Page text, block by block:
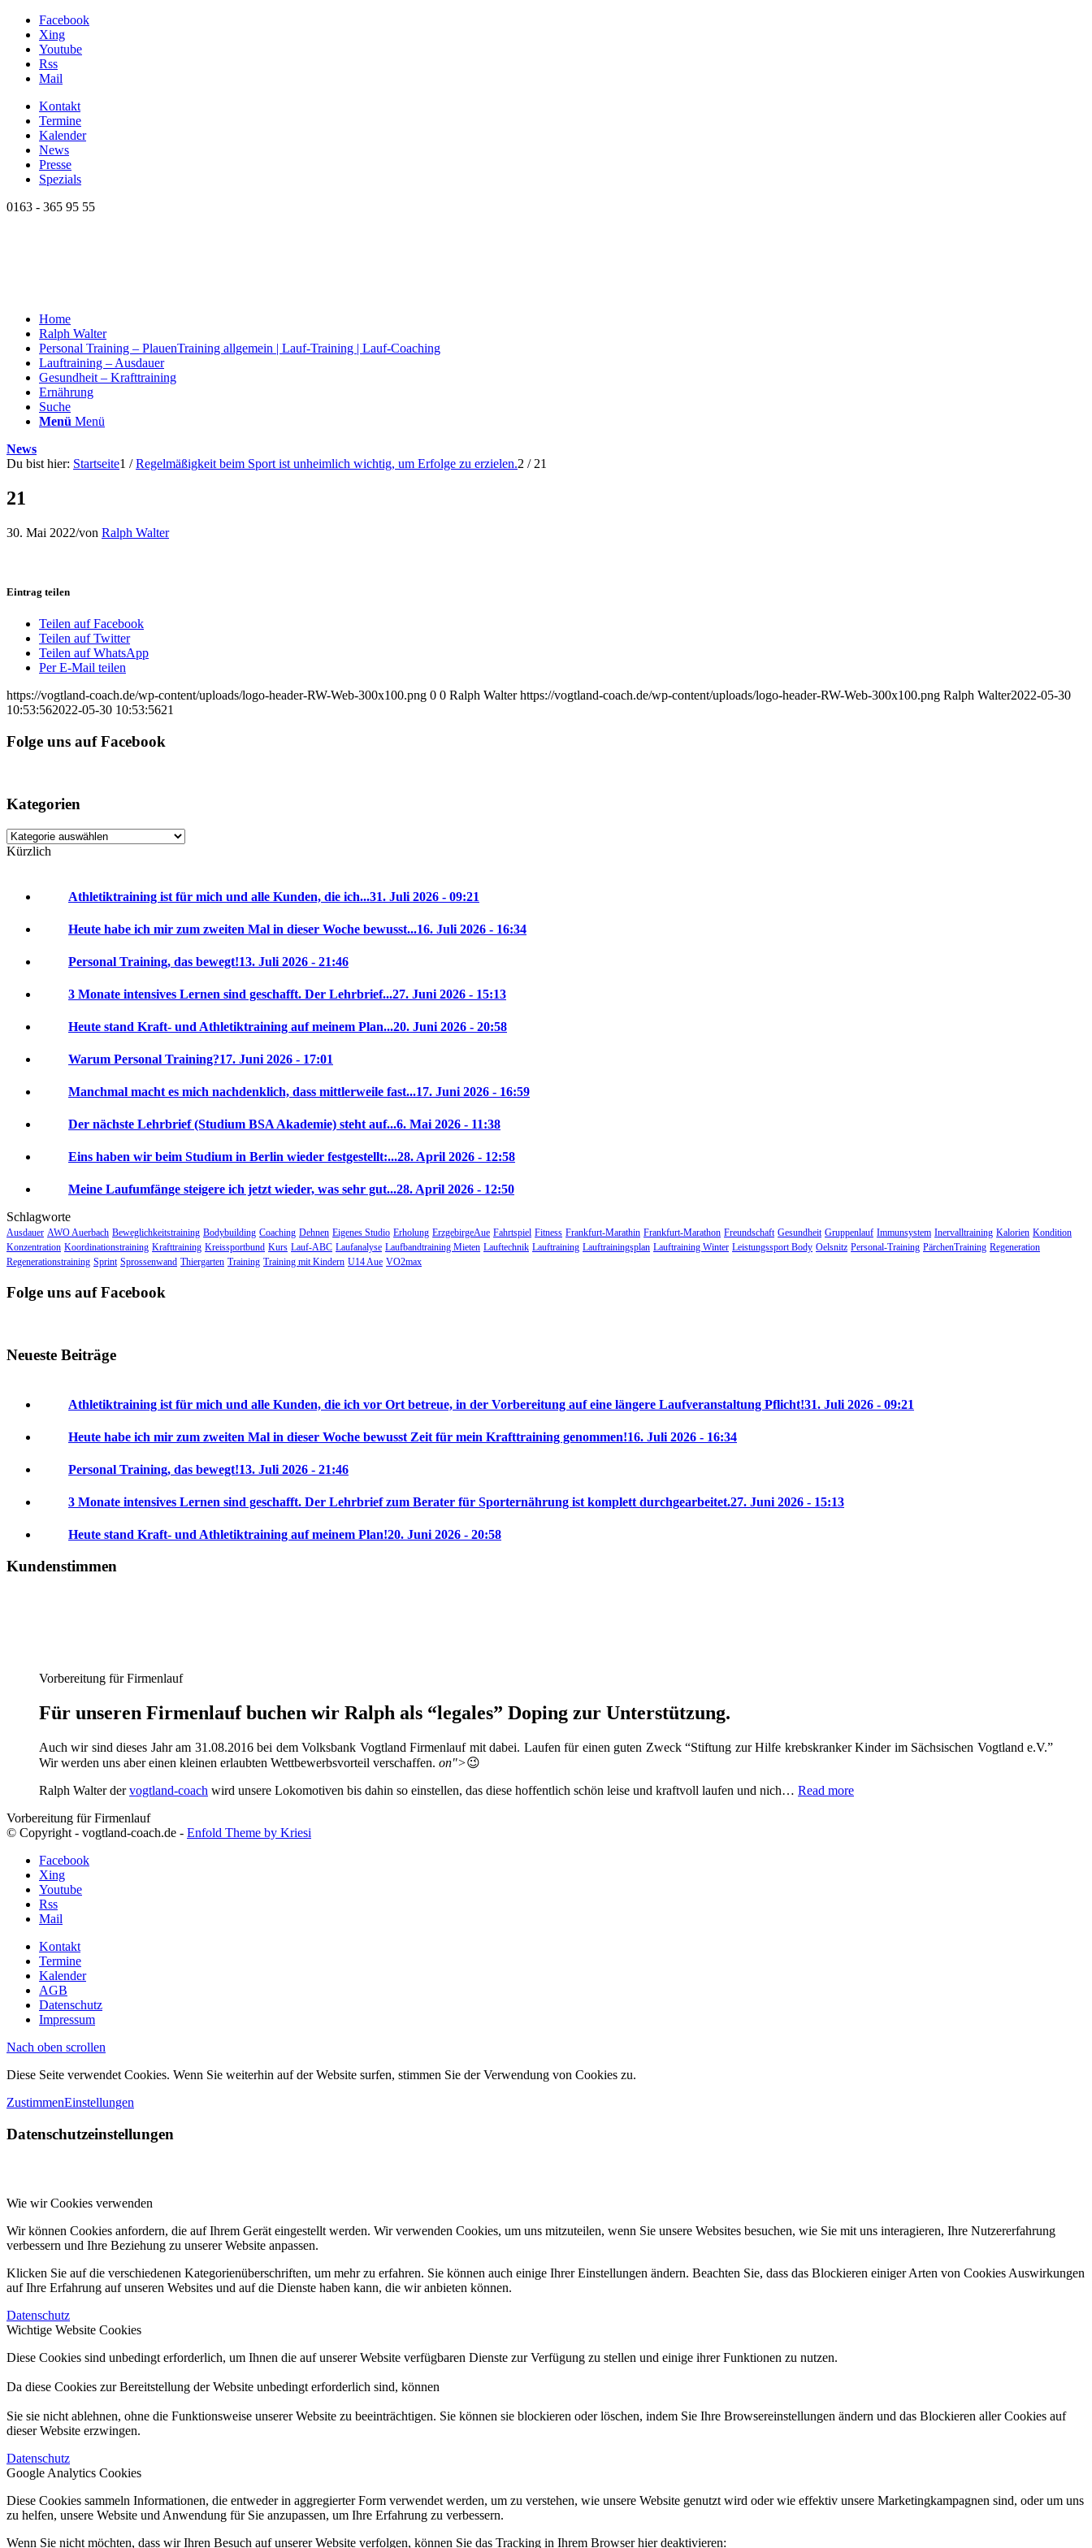
Facebook
Xing
Youtube
Rss
Mail
Kontakt
Termine
Kalender
News
Presse
Spezials
0163 - 365 95 55
Home
Ralph Walter
Personal Training – PlauenTraining allgemein | Lauf-Training | Lauf-Coaching
Lauftraining – Ausdauer
Gesundheit – Krafttraining
Ernährung
Suche
Menü Menü
News
Du bist hier: Startseite1 / Regelmäßigkeit beim Sport ist unheimlich wichtig, um Erfolge zu erzielen.2 / 21
21
30. Mai 2022/von Ralph Walter
Eintrag teilen
Teilen auf Facebook
Teilen auf Twitter
Teilen auf WhatsApp
Per E-Mail teilen
https://vogtland-coach.de/wp-content/uploads/logo-header-RW-Web-300x100.png 0 0 Ralph Walter https://vogtland-coach.de/wp-content/uploads/logo-header-RW-Web-300x100.png Ralph Walter2022-05-30
10:53:562022-05-30 10:53:5621
Folge uns auf Facebook
Kategorien
Kategorien
Kürzlich
Athletiktraining ist für mich und alle Kunden, die ich...31. Juli 2026 - 09:21
Heute habe ich mir zum zweiten Mal in dieser Woche bewusst...16. Juli 2026 - 16:34
Personal Training, das bewegt!13. Juli 2026 - 21:46
3 Monate intensives Lernen sind geschafft. Der Lehrbrief...27. Juni 2026 - 15:13
Heute stand Kraft- und Athletiktraining auf meinem Plan...20. Juni 2026 - 20:58
Warum Personal Training?17. Juni 2026 - 17:01
Manchmal macht es mich nachdenklich, dass mittlerweile fast...17. Juni 2026 - 16:59
Der nächste Lehrbrief (Studium BSA Akademie) steht auf...6. Mai 2026 - 11:38
Eins haben wir beim Studium in Berlin wieder festgestellt:...28. April 2026 - 12:58
Meine Laufumfänge steigere ich jetzt wieder, was sehr gut...28. April 2026 - 12:50
Schlagworte
Ausdauer AWO Auerbach Beweglichkeitstraining Bodybuilding Coaching Dehnen Eigenes Studio Erholung ErzgebirgeAue Fahrtspiel Fitness Frankfurt-Marathin Frankfurt-Marathon Freundschaft Gesundheit Gruppenlauf Immunsystem Inervalltraining Kalorien Kondition
Konzentration Koordinationstraining Krafttraining Kreissportbund Kurs Lauf-ABC Laufanalyse Laufbandtraining Mieten Lauftechnik Lauftraining Lauftrainingsplan Lauftraining Winter Leistungssport Body Oelsnitz Personal-Training PärchenTraining Regeneration
Regenerationstraining Sprint Sprossenwand Thiergarten Training Training mit Kindern U14 Aue VO2max
Folge uns auf Facebook
Neueste Beiträge
Athletiktraining ist für mich und alle Kunden, die ich vor Ort betreue, in der Vorbereitung auf eine längere Laufveranstaltung Pflicht!31. Juli 2026 - 09:21
Heute habe ich mir zum zweiten Mal in dieser Woche bewusst Zeit für mein Krafttraining genommen!16. Juli 2026 - 16:34
Personal Training, das bewegt!13. Juli 2026 - 21:46
3 Monate intensives Lernen sind geschafft. Der Lehrbrief zum Berater für Sporternährung ist komplett durchgearbeitet.27. Juni 2026 - 15:13
Heute stand Kraft- und Athletiktraining auf meinem Plan!20. Juni 2026 - 20:58
Kundenstimmen
Vorbereitung für Firmenlauf
Für unseren Firmenlauf buchen wir Ralph als “legales” Doping zur Unterstützung.
Auch wir sind dieses Jahr am 31.08.2016 bei dem Volksbank Vogtland Firmenlauf mit dabei. Laufen für einen guten Zweck “Stiftung zur Hilfe krebskranker Kinder im Sächsischen Vogtland e.V.”
Wir werden uns aber einen kleinen erlaubten Wettbewerbsvorteil verschaffen. on">😉
Ralph Walter dervogtland-coach wird unsere Lokomotiven bis dahin so einstellen, das diese hoffentlich schön leise und kraftvoll laufen und nich… Read more
Vorbereitung für Firmenlauf
© Copyright - vogtland-coach.de - Enfold Theme by Kriesi
Facebook
Xing
Youtube
Rss
Mail
Kontakt
Termine
Kalender
AGB
Datenschutz
Impressum
Nach oben scrollen
Diese Seite verwendet Cookies. Wenn Sie weiterhin auf der Website surfen, stimmen Sie der Verwendung von Cookies zu.
ZustimmenEinstellungen
Datenschutzeinstellungen
Wie wir Cookies verwenden
Wir können Cookies anfordern, die auf Ihrem Gerät eingestellt werden. Wir verwenden Cookies, um uns mitzuteilen, wenn Sie unsere Websites besuchen, wie Sie mit uns interagieren, Ihre Nutzererfahrung
verbessern und Ihre Beziehung zu unserer Website anpassen.
Klicken Sie auf die verschiedenen Kategorienüberschriften, um mehr zu erfahren. Sie können auch einige Ihrer Einstellungen ändern. Beachten Sie, dass das Blockieren einiger Arten von Cookies Auswirkungen
auf Ihre Erfahrung auf unseren Websites und auf die Dienste haben kann, die wir anbieten können.
Datenschutz
Wichtige Website Cookies
Diese Cookies sind unbedingt erforderlich, um Ihnen die auf unserer Website verfügbaren Dienste zur Verfügung zu stellen und einige ihrer Funktionen zu nutzen.
Da diese Cookies zur Bereitstellung der Website unbedingt erforderlich sind, können
Sie sie nicht ablehnen, ohne die Funktionsweise unserer Website zu beeinträchtigen. Sie können sie blockieren oder löschen, indem Sie Ihre Browsereinstellungen ändern und das Blockieren aller Cookies auf
dieser Website erzwingen.
Datenschutz
Google Analytics Cookies
Diese Cookies sammeln Informationen, die entweder in aggregierter Form verwendet werden, um zu verstehen, wie unsere Website genutzt wird oder wie effektiv unsere Marketingkampagnen sind, oder um uns
zu helfen, unsere Website und Anwendung für Sie anzupassen, um Ihre Erfahrung zu verbessern.
Wenn Sie nicht möchten, dass wir Ihren Besuch auf unserer Website verfolgen, können Sie das Tracking in Ihrem Browser hier deaktivieren: